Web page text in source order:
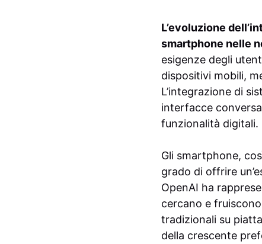
L’evoluzione
smartphone nelle
esigenze degli
dispositivi mobili,
L’integrazione di
interfacce
funzionalità digitali.
Gli smartphone,
grado di offrire
OpenAI ha
cercano e
tradizionali su
della crescente